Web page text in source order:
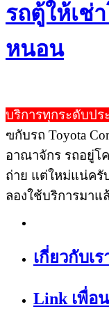
รถตู้ให้เช่
หนอน
บริการทุกระดับป
ฃกับรถ Toyota
อาณาจักร รถอยู่โ
ถ่าย แต่ใหม่แน่ครั
ลองใช้บริการมาแ
เกี่ยวกับเร
Link เพื่อ